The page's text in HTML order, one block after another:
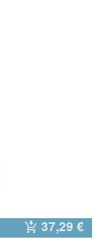
37,29 €